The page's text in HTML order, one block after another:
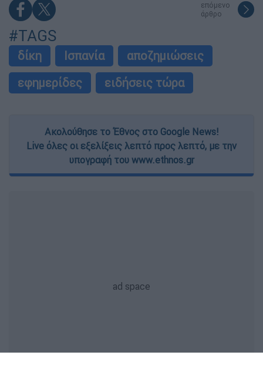
επόμενο
άρθρο
#TAGS
δίκη Ισπανία
αποζημιώσεις
εφημερίδες
ειδήσεις τώρα
Ακολούθησε το Έθνος στο Google News!
Live όλες οι εξελίξεις λεπτό προς λεπτό, με την
υπογραφή του www.ethnos.gr